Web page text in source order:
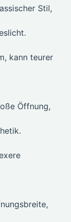
Stil,
kann teurer
Öffnung,